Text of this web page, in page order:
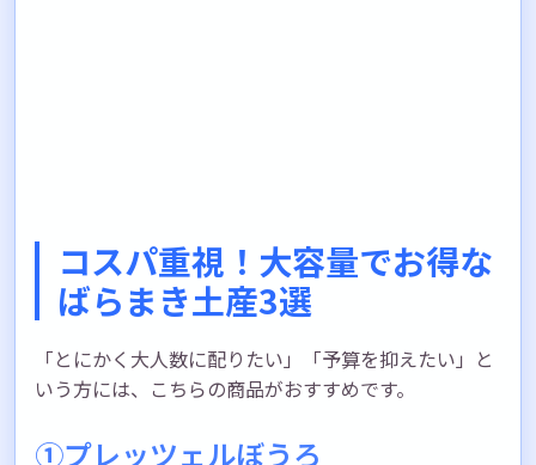
コスパ重視！大容量でお得な
ばらまき土産3選
「とにかく大人数に配りたい」「予算を抑えたい」と
いう方には、こちらの商品がおすすめです。
①プレッツェルぼうろ